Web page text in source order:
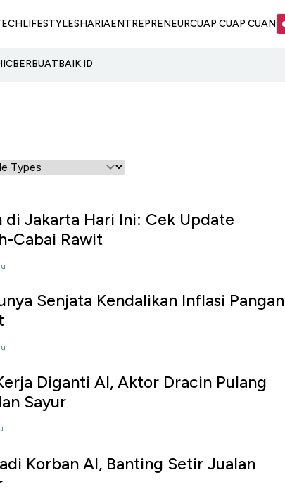
LIFESTYLESHARIAENTREPRENEURCUAP CUAP CUAN
BERBUATBAIK.ID
di Jakarta Hari Ini: Cek Update
Cabai Rawit
Senjata Kendalikan Inflasi Pangan
Diganti AI, Aktor Dracin Pulang
Sayur
Korban AI, Banting Setir Jualan